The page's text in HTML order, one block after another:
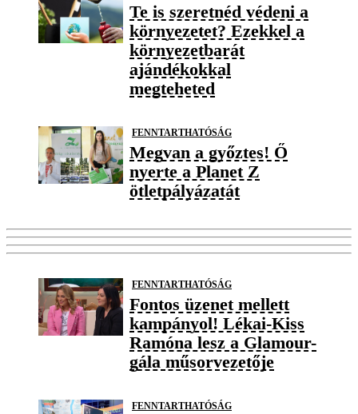
Te is szeretnéd védeni a
környezetet? Ezekkel a
környezetbarát
ajándékokkal
megteheted
FENNTARTHATÓSÁG
Megvan a győztes! Ő
nyerte a Planet Z
ötletpályázatát
FENNTARTHATÓSÁG
Fontos üzenet mellett
kampányol! Lékai-Kiss
Ramóna lesz a Glamour-
gála műsorvezetője
FENNTARTHATÓSÁG